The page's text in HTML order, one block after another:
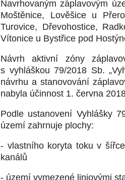
Navrhovaným záplavovým
Moštěnice, Lověšice u
Turovice, Dřevohostice,
Vítonice u Bystřice pod
Návrh aktivní zóny
s vyhláškou 79/2018 Sb.
návrhu a stanovování
nabyla účinnost 1. června
Podle ustanovení Vyhlášky
území zahrnuje plochy:
- vlastního koryta toku v
kanálů
- území vymezené liniovými